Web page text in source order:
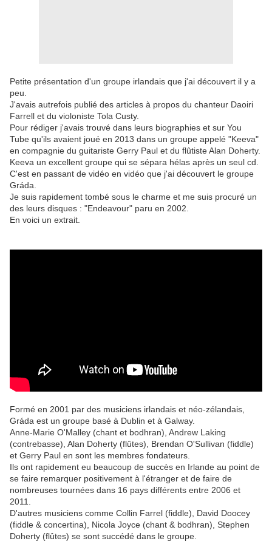
Petite présentation d'un groupe irlandais que j'ai découvert il y a
peu.
J'avais autrefois publié des articles à propos du chanteur Daoiri
Farrell et du violoniste Tola Custy.
Pour rédiger j'avais trouvé dans leurs biographies et sur You
Tube qu'ils avaient joué en 2013 dans un groupe appelé "Keeva"
en compagnie du guitariste Gerry Paul et du flûtiste Alan Doherty.
Keeva un excellent groupe qui se sépara hélas après un seul cd.
C'est en passant de vidéo en vidéo que j'ai découvert le groupe
Gráda.
Je suis rapidement tombé sous le charme et me suis procuré un
des leurs disques : "Endeavour" paru en 2002.
En voici un extrait.
Formé en 2001 par des musiciens irlandais et néo-zélandais,
Gráda est un groupe basé à Dublin et à Galway.
Anne-Marie O'Malley (chant et bodhran), Andrew Laking
(contrebasse), Alan Doherty (flûtes), Brendan O'Sullivan (fiddle)
et Gerry Paul en sont les membres fondateurs.
Ils ont rapidement eu beaucoup de succès en Irlande au point de
se faire remarquer positivement à l'étranger et de faire de
nombreuses tournées dans 16 pays différents entre 2006 et
2011.
D'autres musiciens comme Collin Farrel (fiddle), David Doocey
(fiddle & concertina), Nicola Joyce (chant & bodhran), Stephen
Doherty (flûtes) se sont succédé dans le groupe.